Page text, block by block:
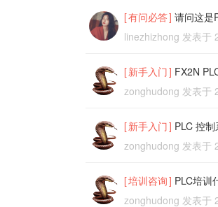
[有问必答] 请问这是
linezhizhong 发表于
[新手入门] FX2N
zonghudong 发表于
[新手入门] PLC 控
zonghudong 发表于
[培训咨询] PLC培训
zonghudong 发表于